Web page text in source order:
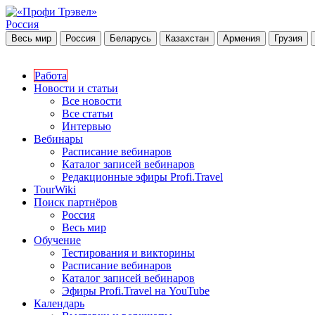
Россия
Весь мир Россия Беларусь Казахстан Армения Грузия
Работа
Новости и статьи
Все новости
Все статьи
Интервью
Вебинары
Расписание вебинаров
Каталог записей вебинаров
Редакционные эфиры Profi.Travel
TourWiki
Поиск партнёров
Россия
Весь мир
Обучение
Тестирования и викторины
Расписание вебинаров
Каталог записей вебинаров
Эфиры Profi.Travel на YouTube
Календарь